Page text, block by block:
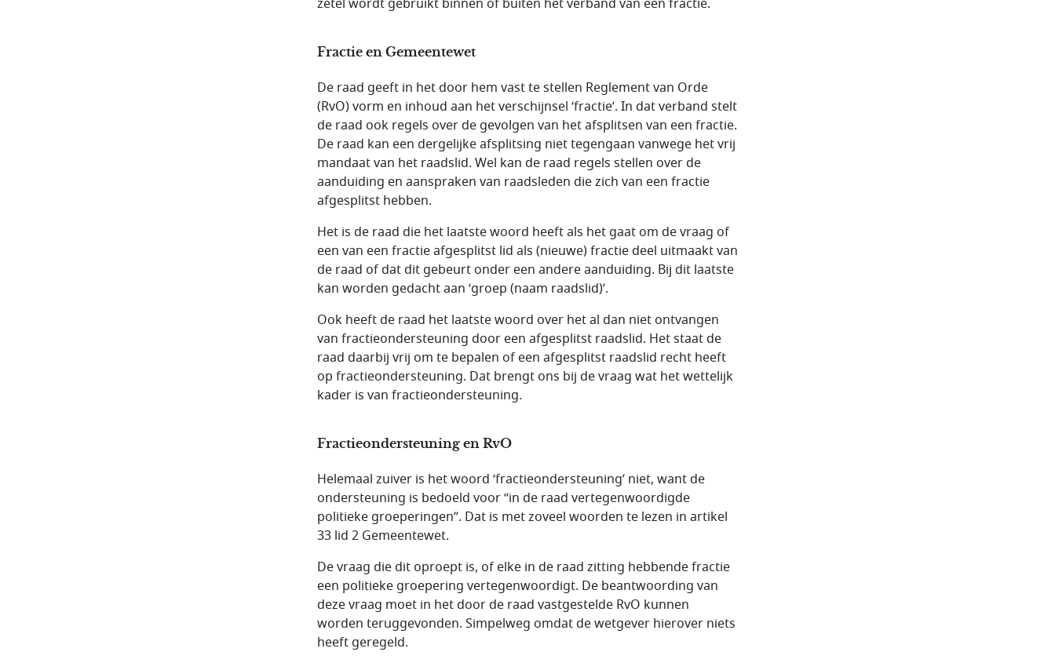
zetel wordt gebruikt binnen of buiten het verband van een fractie.
Fractie en Gemeentewet
De raad geeft in het door hem vast te stellen Reglement van Orde
(RvO) vorm en inhoud aan het verschijnsel ‘fractie’. In dat verband stelt
de raad ook regels over de gevolgen van het afsplitsen van een fractie.
De raad kan een dergelijke afsplitsing niet tegengaan vanwege het vrij
mandaat van het raadslid. Wel kan de raad regels stellen over de
aanduiding en aanspraken van raadsleden die zich van een fractie
afgesplitst hebben.
Het is de raad die het laatste woord heeft als het gaat om de vraag of
een van een fractie afgesplitst lid als (nieuwe) fractie deel uitmaakt van
de raad of dat dit gebeurt onder een andere aanduiding. Bij dit laatste
kan worden gedacht aan ‘groep (naam raadslid)’.
Ook heeft de raad het laatste woord over het al dan niet ontvangen
van fractieondersteuning door een afgesplitst raadslid. Het staat de
raad daarbij vrij om te bepalen of een afgesplitst raadslid recht heeft
op fractieondersteuning. Dat brengt ons bij de vraag wat het wettelijk
kader is van fractieondersteuning.
Fractieondersteuning en RvO
Helemaal zuiver is het woord ‘fractieondersteuning’ niet, want de
ondersteuning is bedoeld voor “in de raad vertegenwoordigde
politieke groeperingen”. Dat is met zoveel woorden te lezen in artikel
33 lid 2 Gemeentewet.
De vraag die dit oproept is, of elke in de raad zitting hebbende fractie
een politieke groepering vertegenwoordigt. De beantwoording van
deze vraag moet in het door de raad vastgestelde RvO kunnen
worden teruggevonden. Simpelweg omdat de wetgever hierover niets
heeft geregeld.